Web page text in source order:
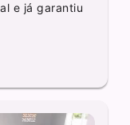
e já garantiu